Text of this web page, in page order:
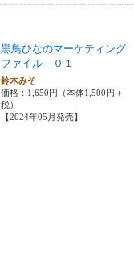
黒鳥ひなのマーケティング
ファイル ０１
鈴木みそ
価格：1,650円（本体1,500円＋
税）
【2024年05月発売】